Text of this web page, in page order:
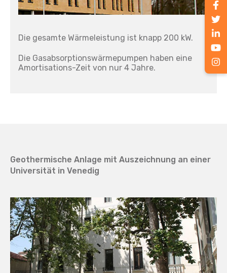
Die gesamte Wärmeleistung ist knapp 200 kW.
Die Gasabsorptionswärmepumpen haben eine
Amortisations-Zeit von nur 4 Jahre.
Geothermische Anlage mit Auszeichnung an einer
Universität in Venedig